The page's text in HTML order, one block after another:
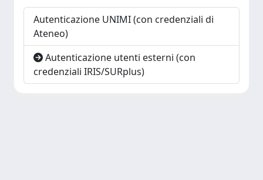
Autenticazione UNIMI (con credenziali di
Ateneo)
Autenticazione utenti esterni (con
credenziali IRIS/SURplus)